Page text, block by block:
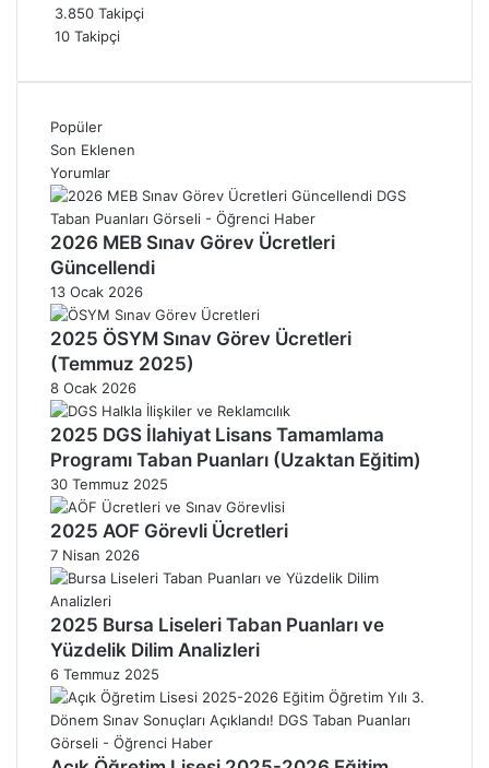
3.850 Takipçi
10 Takipçi
Popüler
Son Eklenen
Yorumlar
2026 MEB Sınav Görev Ücretleri
Güncellendi
13 Ocak 2026
2025 ÖSYM Sınav Görev Ücretleri
(Temmuz 2025)
8 Ocak 2026
2025 DGS İlahiyat Lisans Tamamlama
Programı Taban Puanları (Uzaktan Eğitim)
30 Temmuz 2025
2025 AOF Görevli Ücretleri
7 Nisan 2026
2025 Bursa Liseleri Taban Puanları ve
Yüzdelik Dilim Analizleri
6 Temmuz 2025